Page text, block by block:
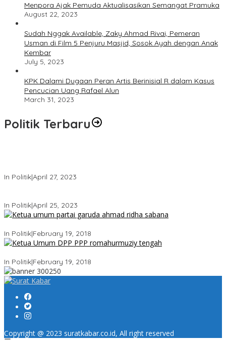
Menpora Ajak Pemuda Aktualisasikan Semangat Pramuka
August 22, 2023
Sudah Nggak Available, Zaky Ahmad Rivai, Pemeran
Usman di Film 5 Penjuru Masjid, Sosok Ayah dengan Anak
Kembar
July 5, 2023
KPK Dalami Dugaan Peran Artis Berinisial R dalam Kasus
Pencucian Uang Rafael Alun
March 31, 2023
Politik Terbaru
In Politik|April 27, 2023
In Politik|April 25, 2023
In Politik|February 19, 2018
In Politik|February 19, 2018
Copyright @ 2023 suratkabar.co.id, All right reserved